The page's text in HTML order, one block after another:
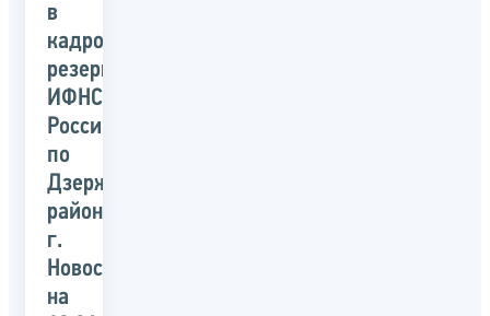
в
кадровый
резерв
ИФНС
России
по
Дзержинскому
району
г.
Новосибирска
на